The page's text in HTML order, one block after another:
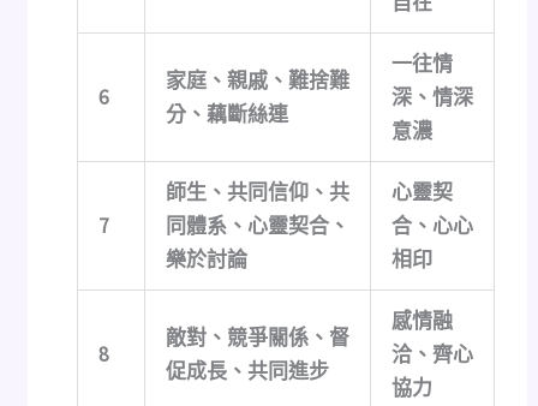
6
家庭、親戚、難捨難
分、藕斷絲連
一往情
深、情深
意濃
7
師生、共同信仰、共
同體系、心靈契合、
樂於討論
心靈契
合、心心
相印
8
敵對、競爭關係、督
促成長、共同進步
感情融
洽、齊心
協力